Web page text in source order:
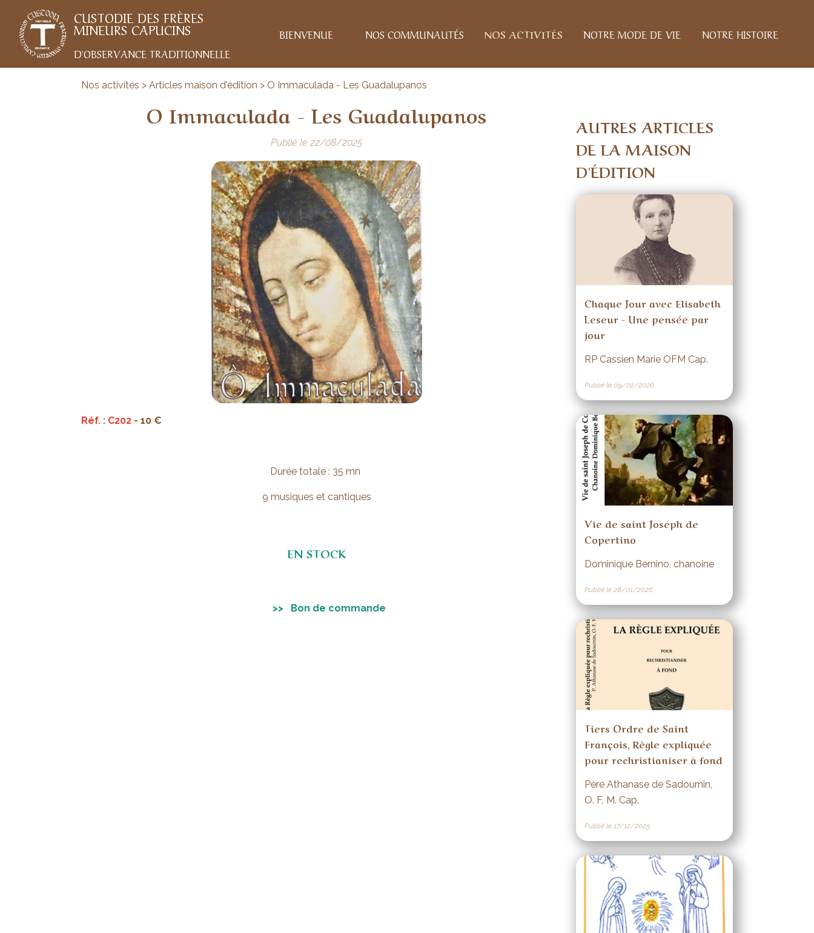
CUSTODIE DES FRÈRES
MINEURS CAPUCINS
D'OBSERVANCE TRADITIONNELLE
BIENVENUE NOS COMMUNAUTÉS NOS ACTIVITÉS NOTRE MODE DE VIE NOTRE HISTOIRE
Nos activités > Articles maison d'édition > O Immaculada - Les Guadalupanos
O Immaculada - Les Guadalupanos
Publié le 22/08/2025
Réf. : C202 - 10 €
Durée totale : 35 mn
9 musiques et cantiques
EN STOCK
>> Bon de commande
AUTRES ARTICLES
DE LA MAISON
D'ÉDITION
Chaque Jour avec Elisabeth
Leseur - Une pensée par
jour
RP Cassien Marie OFM Cap.
Publié le 09/02/2026
Vie de saint Joseph de
Copertino
Dominique Bernino, chanoine
Publié le 28/01/2026
Tiers Ordre de Saint
François, Règle expliquée
pour rechristianiser à fond
Père Athanase de Sadournin,
O. F. M. Cap.
Publié le 17/12/2025